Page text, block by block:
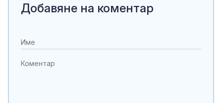
Добавяне на коментар